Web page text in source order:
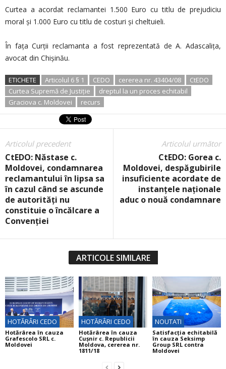
Curtea a acordat reclamantei 1.500 Euro cu titlu de prejudiciu
moral şi 1.000 Euro cu titlu de costuri şi cheltuieli.
În faţa Curţii reclamanta a fost reprezentată de A. Adascaliţa,
avocat din Chişinău.
ETICHETE Articolul 6 § 1 CEDO cererea nr. 43404/08
CtEDO
Curtea Supremă de Justiţie
dreptul la un proces echitabil
Graciova c. Moldovei
recurs
Articolul precedent
CtEDO: Năstase c.
Moldovei, condamnarea
reclamantului în lipsa sa
în cazul când se ascunde
de autorităţi nu
constituie o încălcare a
Convenţiei
Articolul următor
CtEDO: Gorea c.
Moldovei, despăgubirile
insuficiente acordate de
instanţele naţionale
aduc o nouă condamnare
ARTICOLE SIMILARE
HOTĂRÂRI CEDO
Hotărârea în cauza
Grafescolo SRL c.
Moldovei
HOTĂRÂRI CEDO
Hotărârea în cauza
Cuşnir c. Republicii
Moldova, cererea nr.
1811/18
NOUTATI
Satisfacția echitabilă
în cauza Seksimp
Group SRL contra
Moldovei